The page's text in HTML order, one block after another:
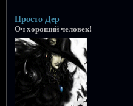
Просто Дер
Оч хороший человек!